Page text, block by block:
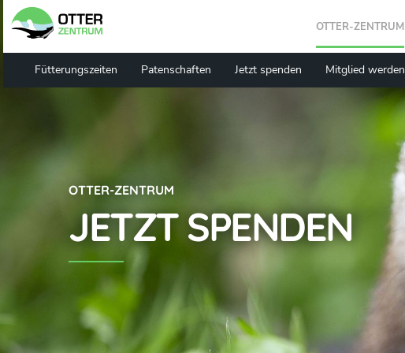
Zum
Hauptinhalt
OTTER-ZENTRUM
Fütterungszeiten Patenschaften Jetzt spenden Mitglied werden
OTTER-ZENTRUM
JETZT SPENDEN